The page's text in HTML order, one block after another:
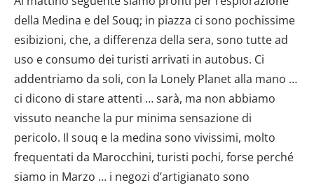
della Medina e del Souq; in piazza ci sono pochissime
esibizioni, che, a differenza della sera, sono tutte ad
uso e consumo dei turisti arrivati in autobus. Ci
addentriamo da soli, con la Lonely Planet alla mano …
ci dicono di stare attenti … sarà, ma non abbiamo
vissuto neanche la pur minima sensazione di
pericolo. Il souq e la medina sono vivissimi, molto
frequentati da Marocchini, turisti pochi, forse perché
siamo in Marzo … i negozi d’artigianato sono